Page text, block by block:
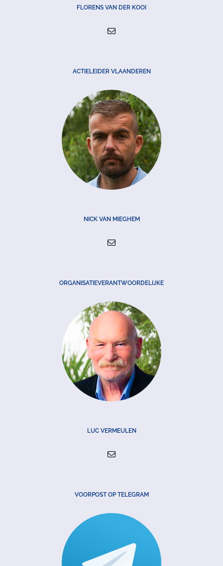
FLORENS VAN DER KOOI
ACTIELEIDER VLAANDEREN
NICK VAN MIEGHEM
ORGANISATIEVERANTWOORDELIJKE
LUC VERMEULEN
VOORPOST OP TELEGRAM